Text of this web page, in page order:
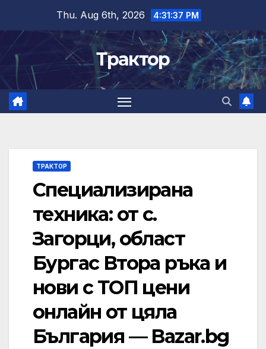
content
Thu. Aug 6th, 2026 4:31:37 PM
Трактор
ТРАКТОР
Специализирана
техника: от с.
Загорци, област
Бургас Втора ръка и
нови с ТОП цени
онлайн от цяла
България — Bazar.bg